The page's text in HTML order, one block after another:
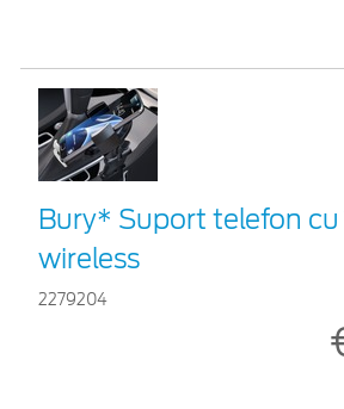
Bury* Suport telefon
wireless
2279204